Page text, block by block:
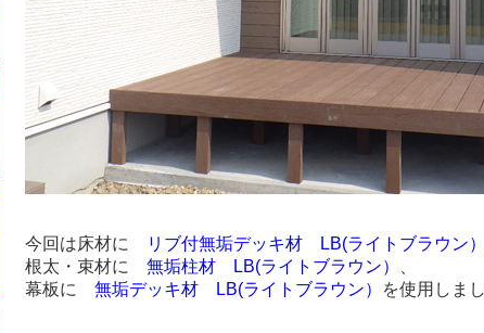
今回は床材に リブ付無垢デッキ材 LB(ライトブラウン）
根太・束材に 無垢柱材 LB(ライトブラウン）
幕板に 無垢デッキ材 LB(ライトブラウン） を使用しまし